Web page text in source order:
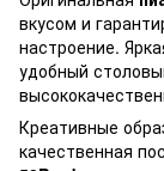
вкусом и
настроение.
удобный
Креативные
качественная